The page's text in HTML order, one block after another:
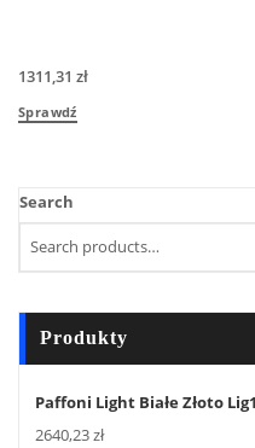
1311,31 zł
Sprawdź
Search
Produkty
Paffoni Light Białe Złoto
2640,23zł